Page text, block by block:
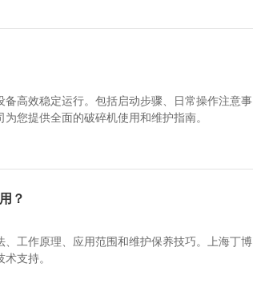
高效稳定运行。包括启动步骤、日常操作注意事
您提供全面的破碎机使用和维护指南。
？
工作原理、应用范围和维护保养技巧。上海丁博
支持。